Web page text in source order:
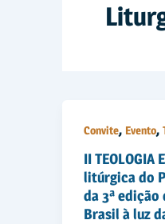
Convite, Evento,
II TEOLOGIA
litúrgica do
da 3ª edição
Brasil à luz